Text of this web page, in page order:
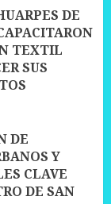
DE
TEXTIL
SUS
DE
Y
CLAVE
DE SAN